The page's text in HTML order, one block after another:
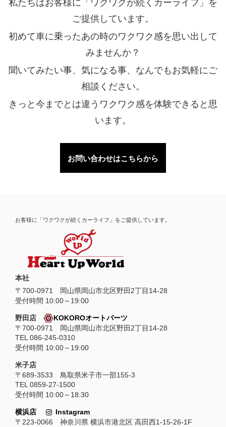
私たちはお客様に「ワクワクが続くカーライフ」を
ご提供しています。
初めて車に乗ったあの時のワクワク感を思い出して
みませんか？
聞いてみたい事、気になる事、なんでもお気軽にご
相談ください。
きっと今までとは違うワクワク感を体験できると思
います。
お問い合わせはこちらから
お客様に「ワクワクが続くカーライフ」をご提供しています。
本社
〒 700-0971 岡山県岡山市北区野田2丁目14-28
受付時間 10:00～19:00
野田店
KOKOROオートパーツ
〒700-0971 岡山県岡山市北区野田2丁目14-28
TEL 086-245-0310
受付時間 10:00～19:00
米子店
〒689-3533 鳥取県米子市一部155-3
TEL 0859-27-1500
受付時間 10:00～18:30
横浜店
Instagram
〒223-0066 神奈川県 横浜市港北区 高田西1-15-26-1F